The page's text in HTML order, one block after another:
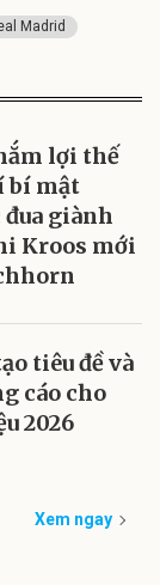
Madrid
lợi thế
bí mật
giành
Kroos mới
tiêu đề và
cáo cho
2026
Xem ngay